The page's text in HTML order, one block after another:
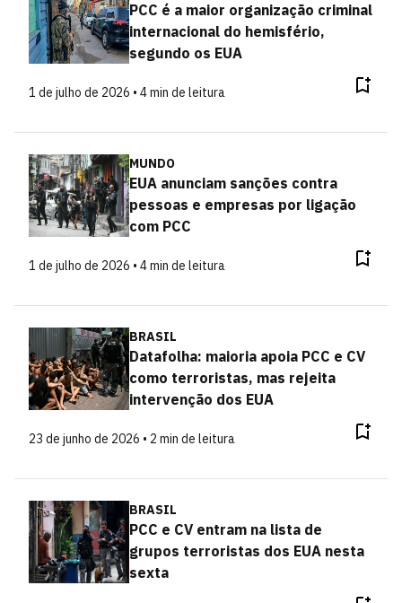
PCC é a maior organização criminal
internacional do hemisfério,
segundo os EUA
1 de julho de 2026 • 4 min de leitura
MUNDO
EUA anunciam sanções contra
pessoas e empresas por ligação
com PCC
1 de julho de 2026 • 4 min de leitura
BRASIL
Datafolha: maioria apoia PCC e CV
como terroristas, mas rejeita
intervenção dos EUA
23 de junho de 2026 • 2 min de leitura
BRASIL
PCC e CV entram na lista de
grupos terroristas dos EUA nesta
sexta